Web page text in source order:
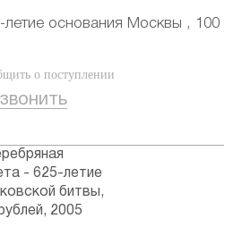
летие основания Москвы , 100
о поступлении